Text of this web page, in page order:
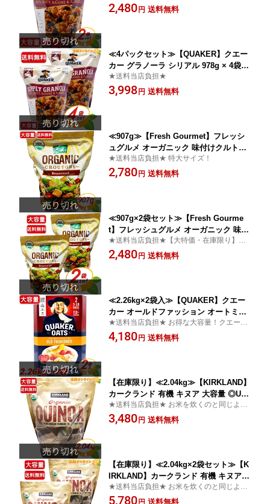
クウェーカー クェーカー SIMPLY GRA
2,480 円 送料無料
≪4パックセット≫【QUAKER】クエー
カー グラノーラ シリアル 978g × 4袋セ
ット お得な大容量！ ナチュラル 無添加
クウェーカー クェーカー SIMPLY GRA
★送料当店負担★
3,998 円 送料無料
≪907g≫【Fresh Gourmet】フレッシ
ュグルメ オーガニック 味付けクルトン
大容量 業務用 有機クルトン 味つきクル
トン サラダ スープ トッピング シュガ
料無料★
★送料当店負担★ 特大サイズ！
2,780 円 送料無料
≪907g×2袋セット≫【Fresh Gourme
t】フレッシュグルメ オーガニック 味付
けクルトン 大容量 業務用 有機クルトン
味つきクルトン サラダ スープ トッピン
★送料当店負担★【大特価・在庫限り】特
大サイズ！
2,480 円 送料無料
≪2.26kg×2袋入≫【QUAKER】クエー
カー オールドファッション オートミー
ル お得な大容量！ 4.52kg 即納品 クウ
ェーカー オーツ麦 シリアル グラノーラ
★送料当店負担★ お得な大容量！クエーカ
ー オートミール 低カロリー 甘味料不使用
着色料不使用
4,180 円 送料無料
【在庫限り】≪2.04kg≫【KIRKLAND】
カークランド 有機 キヌア 大容量 ◎US
DA ORGANIC認証◎ オーガニック キヌ
ア ◇話題のスーパーフード！◇ 健康 美
★送料当店負担★ お米を炊くのと同じよう
に炊飯器で炊くことが出来ます！ キヌアサ
ラダ・キヌアスープ・キヌアマフィンがお
3,480 円 送料無料
【在庫限り】≪2.04kg×2袋セット≫【K
IRKLAND】カークランド 有機 キヌア
大容量 ◎USDA ORGANIC認証◎ オー
ガニック キヌア ◇話題のスーパーフー
★送料当店負担★ お米を炊くのと同じよう
に炊飯器で炊くことが出来ます！ キヌアサ
5,780 円 送料無料